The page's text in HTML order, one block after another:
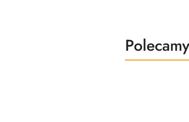
Produkty
o
Polecamy
o